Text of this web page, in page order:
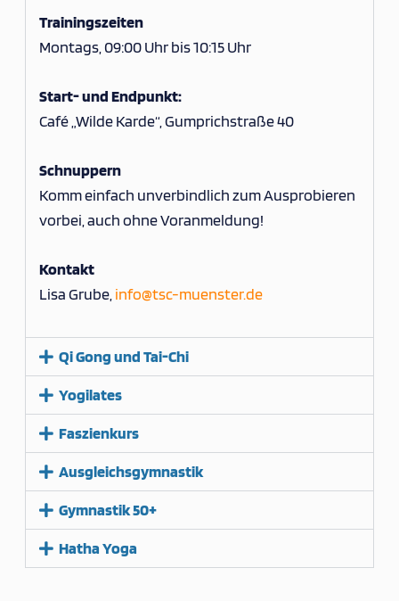
Trainingszeiten
Montags, 09:00 Uhr bis 10:15 Uhr
Start- und Endpunkt:
Café „Wilde Karde“, Gumprichstraße 40
Schnuppern
Komm einfach unverbindlich zum Ausprobieren
vorbei, auch ohne Voranmeldung!
Kontakt
Lisa Grube, info@tsc-muenster.de
Qi Gong und Tai-Chi
Yogilates
Faszienkurs
Ausgleichsgymnastik
Gymnastik 50+
Hatha Yoga